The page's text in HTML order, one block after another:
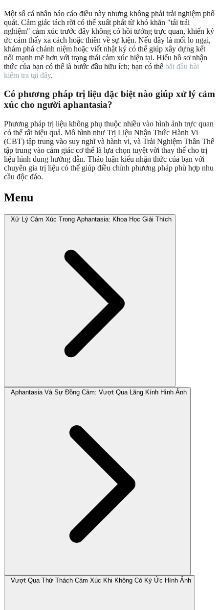
Một số cá nhân báo cáo điều này nhưng không phải trải nghiệm phổ
quát. Cảm giác tách rời có thể xuất phát từ khó khăn "tái trải
nghiệm" cảm xúc trước đây không có hồi tưởng trực quan, khiến ký
ức cảm thấy xa cách hoặc thiên về sự kiện. Nếu đây là mối lo ngại,
khám phá chánh niệm hoặc viết nhật ký có thể giúp xây dựng kết
nối mạnh mẽ hơn với trạng thái cảm xúc hiện tại. Hiểu hồ sơ nhận
thức của bạn có thể là bước đầu hữu ích; bạn có thể bắt đầu bài
kiểm tra tại đây.
Có phương pháp trị liệu đặc biệt nào giúp xử lý cảm
xúc cho người aphantasia?
Phương pháp trị liệu không phụ thuộc nhiều vào hình ảnh trực quan
có thể rất hiệu quả. Mô hình như Trị Liệu Nhận Thức Hành Vi
(CBT) tập trung vào suy nghĩ và hành vi, và Trải Nghiệm Thân Thể
tập trung vào cảm giác cơ thể là lựa chọn tuyệt vời thay thế cho trị
liệu hình dung hướng dẫn. Thảo luận kiểu nhận thức của bạn với
chuyên gia trị liệu có thể giúp điều chỉnh phương pháp phù hợp nhu
cầu độc đáo.
Menu
Xử Lý Cảm Xúc Trong Aphantasia: Khoa Học Giải Thích
Aphantasia Và Sự Đồng Cảm: Vượt Qua Lăng Kính Hình Ảnh
Vượt Qua Thử Thách Cảm Xúc Khi Không Có Ký Ức Hình Ảnh